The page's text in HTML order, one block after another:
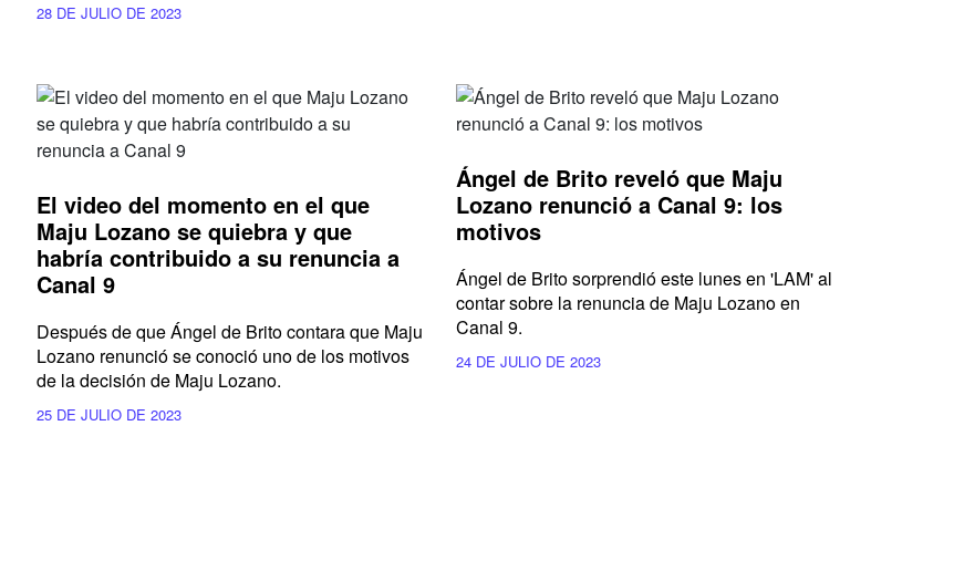
28 DE JULIO DE 2023
El video del momento en el que
Maju Lozano se quiebra y que
habría contribuido a su renuncia a
Canal 9
Después de queÁngel de Britocontara que Maju
Lozano renunció se conoció uno de los motivos
de la decisión de Maju Lozano.
25 DE JULIO DE 2023
Ángel de Brito reveló que Maju
Lozano renunció a Canal 9: los
motivos
Ángel de Brito sorprendió este lunes en 'LAM' al
contar sobre la renuncia de Maju Lozano en
Canal 9.
24 DE JULIO DE 2023